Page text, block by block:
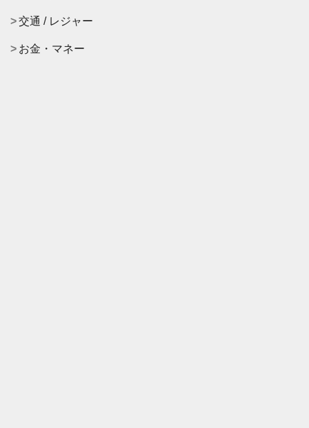
交通 / レジャー
お金・マネー